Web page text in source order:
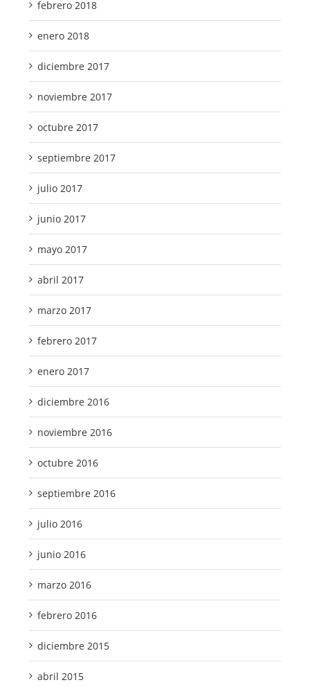
febrero 2018
enero 2018
diciembre 2017
noviembre 2017
octubre 2017
septiembre 2017
julio 2017
junio 2017
mayo 2017
abril 2017
marzo 2017
febrero 2017
enero 2017
diciembre 2016
noviembre 2016
octubre 2016
septiembre 2016
julio 2016
junio 2016
marzo 2016
febrero 2016
diciembre 2015
abril 2015